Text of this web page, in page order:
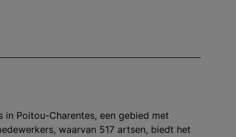
in Poitou-Charentes, een gebied met
waarvan 517 artsen, biedt het